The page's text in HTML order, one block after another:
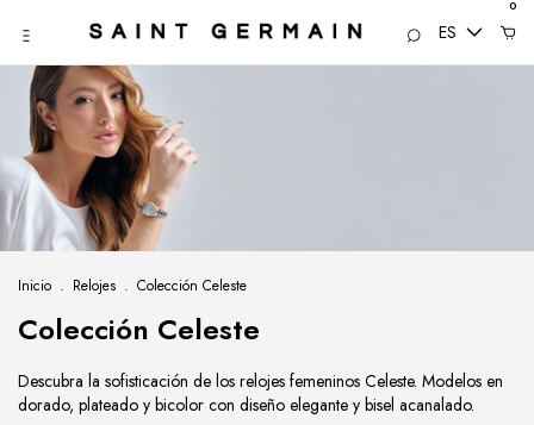
ES
0
Inicio . Relojes . Colección Celeste
Colección Celeste
Descubra la sofisticación de los relojes femeninos Celeste. Modelos en
dorado, plateado y bicolor con diseño elegante y bisel acanalado.